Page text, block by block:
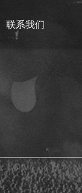
联系我们